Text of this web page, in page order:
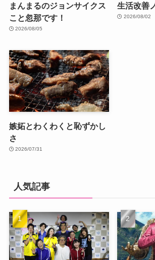
まんまるのジョンサイクス
こと忽那です！
2026/08/05
生活改善
2026/08/02
嫉妬とわくわくと恥ずかし
さ
2026/07/31
人気記事